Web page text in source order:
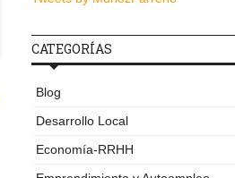
CATEGORÍAS
Blog
Desarrollo Local
Economía-RRHH